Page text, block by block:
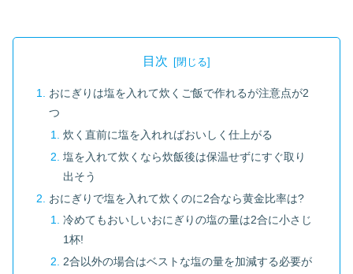
目次
おにぎりは塩を入れて炊くご飯で作れるが注意点が2
つ
炊く直前に塩を入れればおいしく仕上がる
塩を入れて炊くなら炊飯後は保温せずにすぐ取り
出そう
おにぎりで塩を入れて炊くのに2合なら黄金比率は?
冷めてもおいしいおにぎりの塩の量は2合に小さじ
1杯!
2合以外の場合はベストな塩の量を加減する必要が